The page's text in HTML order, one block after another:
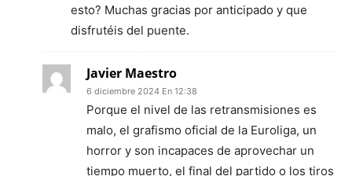
esto? Muchas gracias por anticipado y que
disfrutéis del puente.
Javier Maestro
6 diciembre 2024 En 12:38
Porque el nivel de las retransmisiones es
malo, el grafismo oficial de la Euroliga, un
horror y son incapaces de aprovechar un
tiempo muerto, el final del partido o los tiros